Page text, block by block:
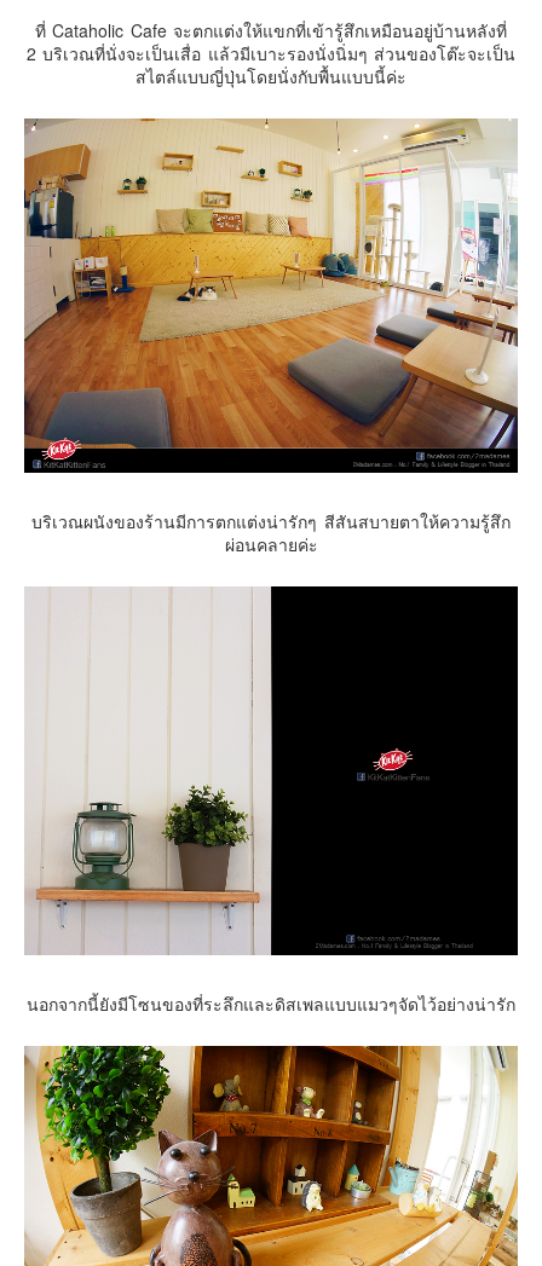
ที่ Cataholic Cafe จะตกแต่งให้แขกที่เข้ารู้สึกเหมือนอยู่บ้านหลังที่
2 บริเวณที่นั่งจะเป็นเสื่อ แล้วมีเบาะรองนั่งนิ่มๆ ส่วนของโต๊ะจะเป็น
สไตล์แบบญี่ปุ่นโดยนั่งกับพื้นแบบนี้ค่ะ
บริเวณผนังของร้านมีการตกแต่งน่ารักๆ สีสันสบายตาให้ความรู้สึก
ผ่อนคลายค่ะ
นอกจากนี้ยังมีโซนของที่ระลึกและดิสเพลแบบแมวๆจัดไว้อย่างน่ารัก